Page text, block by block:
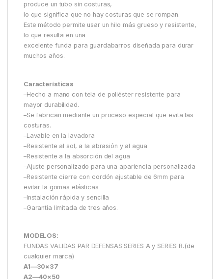
produce un tubo sin costuras,
lo que significa que no hay costuras que se rompan.
Este método permite usar un hilo más grueso y resistente,
lo que resulta en una
excelente funda para guardabarros diseñada para durar
muchos años.
Características
–Hecho a mano con tela de poliéster resistente para
mayor durabilidad.
–Se fabrican mediante un proceso especial que evita las
costuras.
–Lavable en la lavadora
–Resistente al sol, a la abrasión y al agua
–Resistente a la absorción del agua
–Ajuste personalizado para una apariencia personalizada
–Resistente cierre con cordón ajustable de 6mm para
evitar la gomas elásticas
–Instalación rápida y sencilla
–Garantía limitada de tres años.
MODELOS:
FUNDAS VALIDAS PAR DEFENSAS SERIES A y SERIES R.(de
cualquier marca)
A1—30×37
A2—40×50